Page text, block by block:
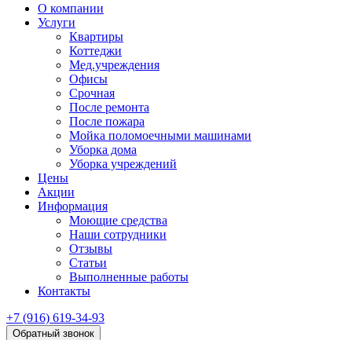
О компании
Услуги
Квартиры
Коттеджи
Мед.учреждения
Офисы
Срочная
После ремонта
После пожара
Мойка поломоечными машинами
Уборка дома
Уборка учреждений
Цены
Акции
Информация
Моющие средства
Наши сотрудники
Отзывы
Статьи
Выполненные работы
Контакты
+7 (916) 619-34-93
Обратный звонок